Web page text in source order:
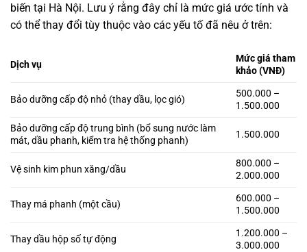
biến tại Hà Nội. Lưu ý rằng đây chỉ là mức giá ước tính và
có thể thay đổi tùy thuộc vào các yếu tố đã nêu ở trên:
Dịch vụ
Mức giá tham
khảo (VNĐ)
Bảo dưỡng cấp độ nhỏ (thay dầu, lọc gió)
500.000 –
1.500.000
Bảo dưỡng cấp độ trung bình (bổ sung nước làm
mát, dầu phanh, kiểm tra hệ thống phanh)
1.500.000
Vệ sinh kim phun xăng/dầu
800.000 –
2.000.000
Thay má phanh (một cầu)
600.000 –
1.500.000
Thay dầu hộp số tự động
1.200.000 –
3.000.000